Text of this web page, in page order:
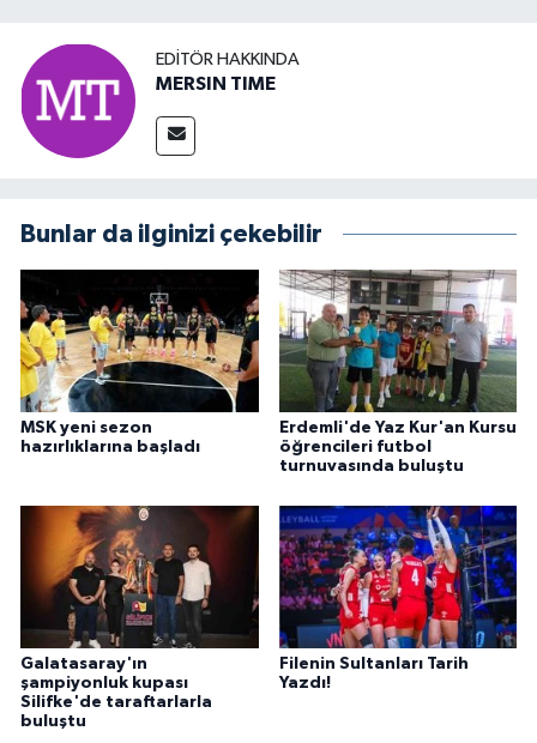
EDITÖR HAKKINDA
MERSIN TIME
Bunlar da ilginizi çekebilir
MSK yeni sezon
hazırlıklarına başladı
Erdemli'de Yaz Kur'an Kursu
öğrencileri futbol
turnuvasında buluştu
Galatasaray'ın
şampiyonluk kupası
Silifke'de taraftarlarla
buluştu
Filenin Sultanları Tarih
Yazdı!